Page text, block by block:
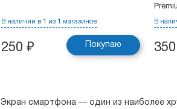
В наличии в 1 из 1 магазинов
250 ₽ Покупаю
В
350
Экран смартфона — один из наиболее